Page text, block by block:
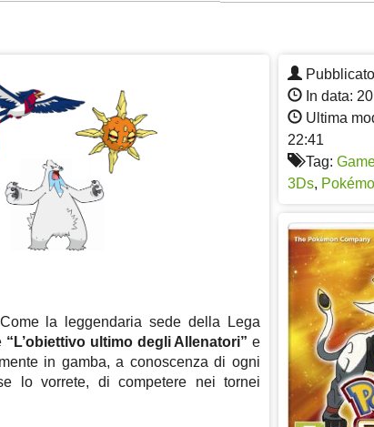
In data:
Ultima
22:41
Tag:
3Ds,
Come la leggendaria sede della Lega
“L’obiettivo ultimo degli Allenatori” e
in gamba, a conoscenza di ogni
lo vorrete, di competere nei tornei